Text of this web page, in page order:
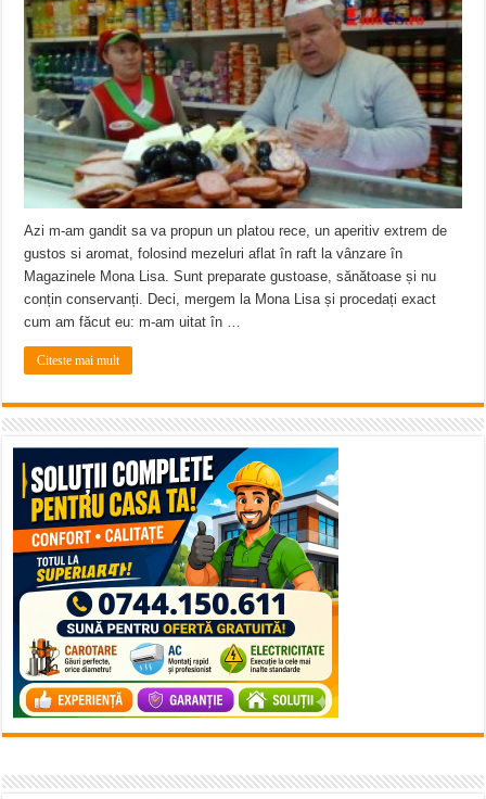
ANUNȚ OPRIRE APĂ în Reșița, cartier Țerova – avarie – 04.08.2026
ANUNȚ OPRIRE APĂ în Reșița – avarie – 03.08.2026 – Calea Caransebeșului
Azi m-am gandit sa va propun un platou rece, un aperitiv extrem de
gustos si aromat, folosind mezeluri aflat în raft la vânzare în
Magazinele Mona Lisa. Sunt preparate gustoase, sănătoase și nu
conțin conservanți. Deci, mergem la Mona Lisa și procedați exact
cum am făcut eu: m-am uitat în …
Citeste mai mult